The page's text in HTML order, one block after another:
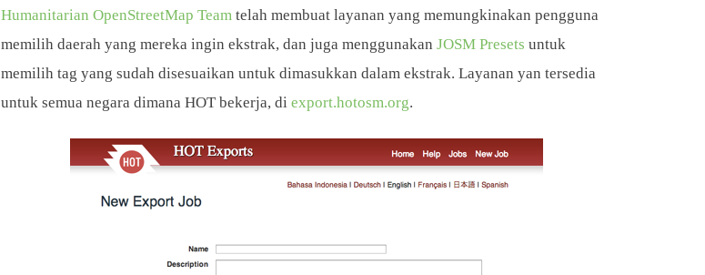
Humanitarian OpenStreetMap Teamtelah membuat layanan yang memungkinakan pengguna
memilih daerah yang mereka ingin ekstrak, dan juga menggunakan JOSM Presets untuk
memilih tag yang sudah disesuaikan untuk dimasukkan dalam ekstrak. Layanan yan tersedia
untuk semua negara dimana HOT bekerja, di export.hotosm.org.